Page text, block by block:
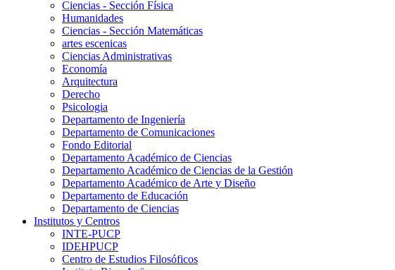
Ciencias - Sección Física
Humanidades
Ciencias - Sección Matemáticas
artes escenicas
Ciencias Administrativas
Economía
Arquitectura
Derecho
Psicologia
Departamento de Ingeniería
Departamento de Comunicaciones
Fondo Editorial
Departamento Académico de Ciencias
Departamento Académico de Ciencias de la Gestión
Departamento Académico de Arte y Diseño
Departamento de Educación
Departamento de Ciencias
Institutos y Centros
INTE-PUCP
IDEHPUCP
Centro de Estudios Filosóficos